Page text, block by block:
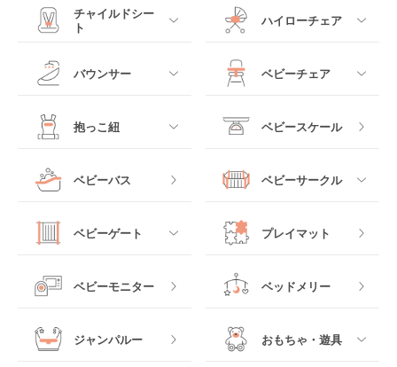
すべて
レギュラーサイズベビ
ベッドインベッド
クーファン
マットレス・布団
ベビーベッドその他
すべて
ベビーカーその他
チャイルドシー
ト
すべて
ジュニアシート
チャイルドシートその
他
ハイローチェア
すべて
バウンサー
すべて
ロッキングタイプ
ベビーチェア
すべて
テーブルチェア
抱っこ紐
すべて
抱っこ紐その他
ベビースケール
ベビーバス ベビーサークル
すべて
木製
ベビーゲート
すべて
プレイマット
ベビーモニター ベッドメリー
ジャンパルー おもちゃ・遊具